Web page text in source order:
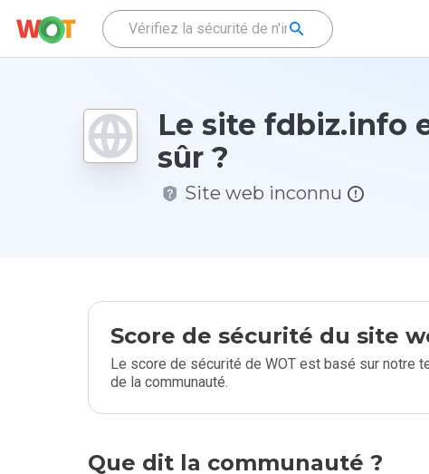
Le site fdbiz.info
sûr ?
Site web inconnu
Score de sécurité du site
Le score de sécurité de WOT est basé sur notre
de la communauté.
Que dit la communauté ?